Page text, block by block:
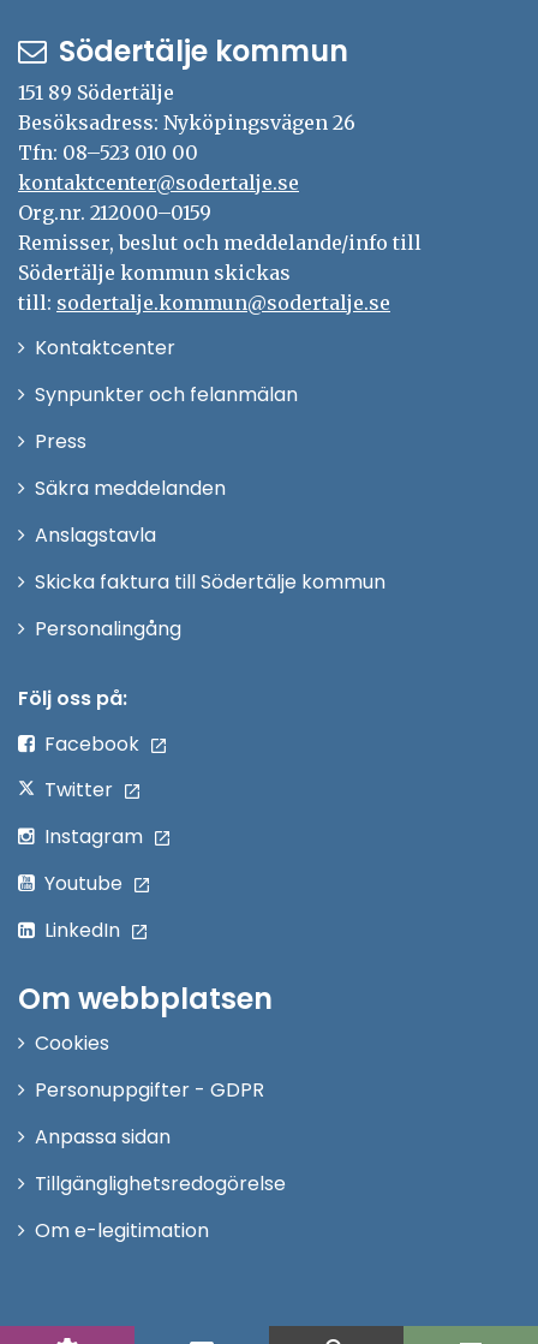
Södertälje kommun
151 89 Södertälje
Besöksadress: Nyköpingsvägen 26
Tfn: 08–523 010 00
kontaktcenter@sodertalje.se
Org.nr. 212000–0159
Remisser, beslut och meddelande/info till
Södertälje kommun skickas
till: sodertalje.kommun@sodertalje.se
KontaktcenterÖppna
Synpunkter och felanmälan
Press
fönster
Säkra meddelanden
Anslagstavla
Skicka faktura till Södertälje kommun
PersonalingångÖppna
Följ oss på:
Facebook
Twitter
Instagram
Youtube
LinkedIn
Om webbplatsen
Cookies
Personuppgifter - GDPR
Anpassa sidan
Tillgänglighetsredogörelse
Om e-legitimation